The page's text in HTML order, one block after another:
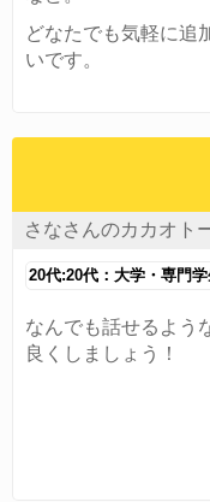
どなたでも気軽に追
いです。
さなさんのカカオト
20代:20代：大学・専門
なんでも話せるよう
良くしましょう！